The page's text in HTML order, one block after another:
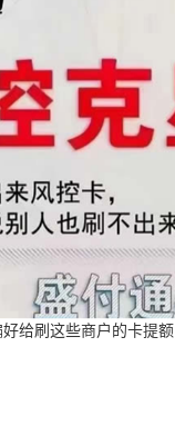
给刷这些商户的卡提额